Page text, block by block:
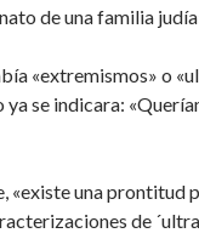
de una familia
«extremismos» o
se indicara:
«existe una prontitud
de